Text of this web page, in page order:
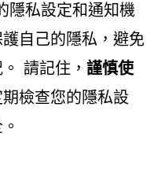
隱私設定和通知機
自己的隱私，避免
請記住， 謹慎使
檢查您的隱私設